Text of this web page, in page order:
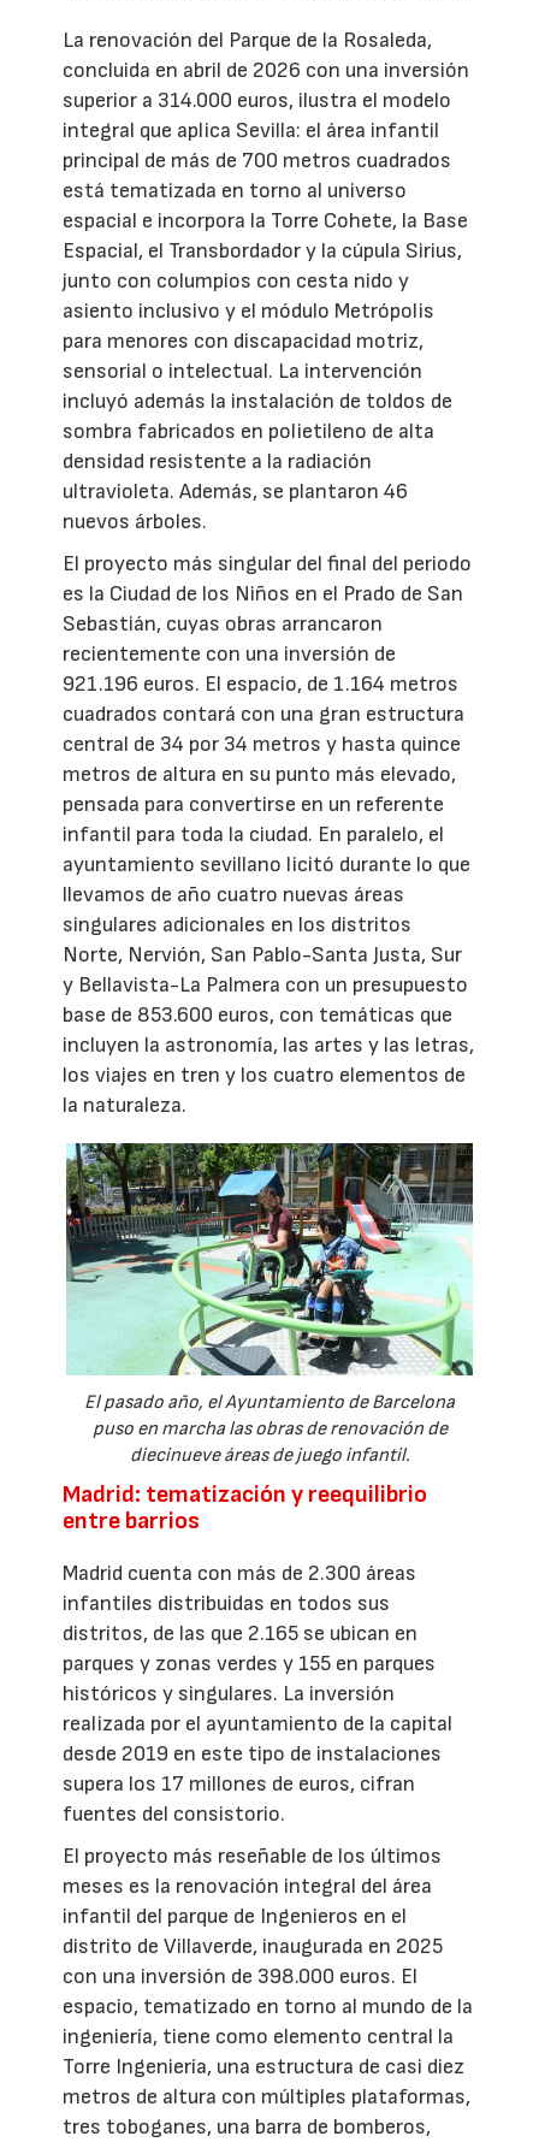
La renovación del Parque de la Rosaleda,
concluida en abril de 2026 con una inversión
superior a 314.000 euros, ilustra el modelo
integral que aplica Sevilla: el área infantil
principal de más de 700 metros cuadrados
está tematizada en torno al universo
espacial e incorpora la Torre Cohete, la Base
Espacial, el Transbordador y la cúpula Sirius,
junto con columpios con cesta nido y
asiento inclusivo y el módulo Metrópolis
para menores con discapacidad motriz,
sensorial o intelectual. La intervención
incluyó además la instalación de toldos de
sombra fabricados en polietileno de alta
densidad resistente a la radiación
ultravioleta. Además, se plantaron 46
nuevos árboles.
El proyecto más singular del final del periodo
es la Ciudad de los Niños en el Prado de San
Sebastián, cuyas obras arrancaron
recientemente con una inversión de
921.196 euros. El espacio, de 1.164 metros
cuadrados contará con una gran estructura
central de 34 por 34 metros y hasta quince
metros de altura en su punto más elevado,
pensada para convertirse en un referente
infantil para toda la ciudad. En paralelo, el
ayuntamiento sevillano licitó durante lo que
llevamos de año cuatro nuevas áreas
singulares adicionales en los distritos
Norte, Nervión, San Pablo-Santa Justa, Sur
y Bellavista-La Palmera con un presupuesto
base de 853.600 euros, con temáticas que
incluyen la astronomía, las artes y las letras,
los viajes en tren y los cuatro elementos de
la naturaleza.
El pasado año, el Ayuntamiento de Barcelona
puso en marcha las obras de renovación de
diecinueve áreas de juego infantil.
Madrid: tematización y reequilibrio
entre barrios
Madrid cuenta con más de 2.300 áreas
infantiles distribuidas en todos sus
distritos, de las que 2.165 se ubican en
parques y zonas verdes y 155 en parques
históricos y singulares. La inversión
realizada por el ayuntamiento de la capital
desde 2019 en este tipo de instalaciones
supera los 17 millones de euros, cifran
fuentes del consistorio.
El proyecto más reseñable de los últimos
meses es la renovación integral del área
infantil del parque de Ingenieros en el
distrito de Villaverde, inaugurada en 2025
con una inversión de 398.000 euros. El
espacio, tematizado en torno al mundo de la
ingeniería, tiene como elemento central la
Torre Ingeniería, una estructura de casi diez
metros de altura con múltiples plataformas,
tres toboganes, una barra de bomberos,